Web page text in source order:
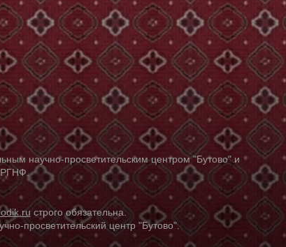
научно-просветительским центром "Бутово" и
РГНФ.
строго обязательна.
просветительский центр "Бутово".